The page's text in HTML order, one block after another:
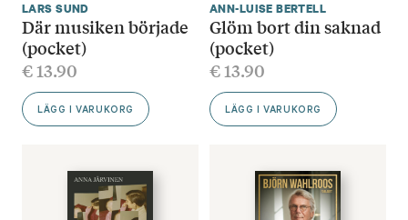
LARS SUND
Där musiken började
(pocket)
€13.90
LÄGG I VARUKORG
ANN-LUISE BERTELL
Glöm bort din saknad
(pocket)
€13.90
LÄGG I VARUKORG